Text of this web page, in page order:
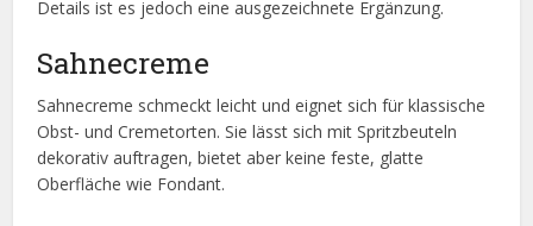
Details ist es jedoch eine ausgezeichnete Ergänzung.
Sahnecreme
Sahnecreme schmeckt leicht und eignet sich für klassische
Obst- und Cremetorten. Sie lässt sich mit Spritzbeuteln
dekorativ auftragen, bietet aber keine feste, glatte
Oberfläche wie Fondant.